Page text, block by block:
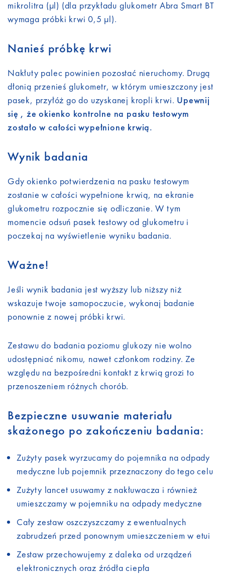
mikrolitra (µl) (dla przykładu glukometr Abra Smart BT
wymaga próbki krwi 0,5 µl).
Nanieś próbkę krwi
Nakłuty palec powinien pozostać nieruchomy. Drugą
dłonią przenieś glukometr, w którym umieszczony jest
pasek, przyłóż go do uzyskanej kropli krwi. Upewnij
się , że okienko kontrolne na pasku testowym
zostało w całości wypełnione krwią.
Wynik badania
Gdy okienko potwierdzenia na pasku testowym
zostanie w całości wypełnione krwią, na ekranie
glukometru rozpocznie się odliczanie. W tym
momencie odsuń pasek testowy od glukometru i
poczekaj na wyświetlenie wyniku badania.
Ważne!
Jeśli wynik badania jest wyższy lub niższy niż
wskazuje twoje samopoczucie, wykonaj badanie
ponownie z nowej próbki krwi.
Zestawu do badania poziomu glukozy nie wolno
udostępniać nikomu, nawet członkom rodziny. Ze
względu na bezpośredni kontakt z krwią grozi to
przenoszeniem różnych chorób.
Bezpieczne usuwanie materiału
skażonego po zakończeniu badania:
Zużyty pasek wyrzucamy do pojemnika na odpady
medyczne lub pojemnik przeznaczony do tego celu
Zużyty lancet usuwamy z nakłuwacza i również
umieszczamy w pojemniku na odpady medyczne
Cały zestaw oszczyszczamy z ewentualnych
zabrudzeń przed ponownym umieszczeniem w etui
Zestaw przechowujemy z daleka od urządzeń
elektronicznych oraz źródła ciepła